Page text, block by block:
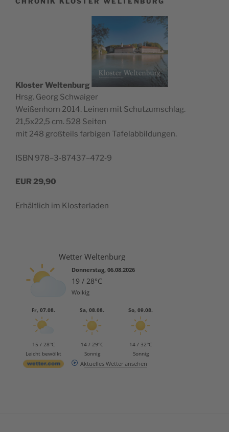
Klos­ter Wel­ten­burg
Hrsg. Georg Schwaiger
Wei­ßen­horn 2014. Lei­nen mit Schutz­um­schlag.
21,5x22,5 cm. 528 Seiten
mit 248 groß­teils far­bi­gen Tafelabbildungen.
ISBN 978–3‑87437–472‑9
EUR 29,90
Erhält­lich im Klosterladen
Wetter Weltenburg
Donnerstag, 06.08.2026
19 / 28°C
Wolkig
Fr, 07.08.
15 / 28°C
Leicht bewölkt
Sa, 08.08.
14 / 29°C
Sonnig
So, 09.08.
14 / 32°C
Sonnig
Aktuelles Wetter ansehen